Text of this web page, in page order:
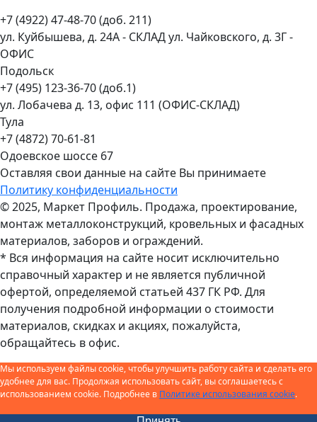
+7 (4922) 47-48-70 (доб. 211)
ул. Куйбышева, д. 24А - СКЛАД ул. Чайковского, д. 3Г -
ОФИС
Подольск
+7 (495) 123-36-70 (доб.1)
ул. Лобачева д. 13, офис 111 (ОФИС-СКЛАД)
Тула
+7 (4872) 70-61-81
Одоевское шоссе 67
Оставляя свои данные на сайте Вы принимаете
Политику конфиденциальности
© 2025, Маркет Профиль. Продажа, проектирование,
монтаж металлоконструкций, кровельных и фасадных
материалов, заборов и ограждений.
* Вся информация на сайте носит исключительно
справочный характер и не является публичной
офертой, определяемой статьей 437 ГК РФ. Для
получения подробной информации о стоимости
материалов, скидках и акциях, пожалуйста,
обращайтесь в офис.
Мы используем файлы cookie, чтобы улучшить работу сайта и сделать его
удобнее для вас. Продолжая использовать сайт, вы соглашаетесь с
использованием cookie. Подробнее в Политике использования cookie.